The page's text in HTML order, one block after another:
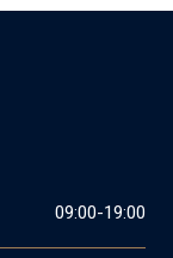
09:00-19:00